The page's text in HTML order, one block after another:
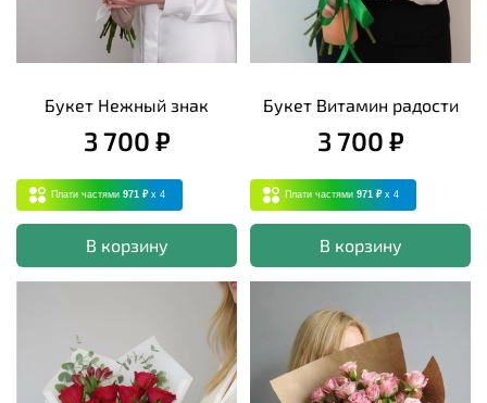
Букет Нежный знак
3 700 ₽
Плати частями 971 ₽ x 4
В корзину
Букет Витамин радости
3 700 ₽
Плати частями 971 ₽ x 4
В корзину